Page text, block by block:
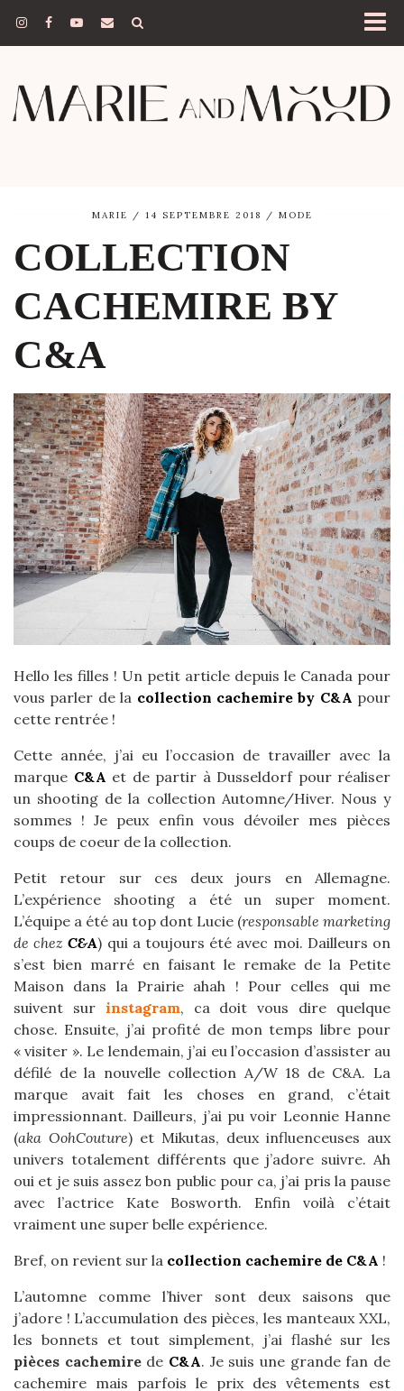
MARIE 14 SEPTEMBRE 2018 MODE
COLLECTION
CACHEMIRE BY
C&A
Hello les filles ! Un petit article depuis le Canada pour
vous parler de la collection cachemire by C&A pour
cette rentrée !
Cette année, j’ai eu l’occasion de travailler avec la
marque C&A et de partir à Dusseldorf pour réaliser
un shooting de la collection Automne/Hiver. Nous y
sommes ! Je peux enfin vous dévoiler mes pièces
coups de coeur de la collection.
Petit retour sur ces deux jours en Allemagne.
L’expérience shooting a été un super moment.
L’équipe a été au top dont Lucie (responsable marketing
de chezC&A) qui a toujours été avec moi. Dailleurs on
s’est bien marré en faisant le remake de la Petite
Maison dans la Prairie ahah ! Pour celles qui me
suivent sur instagram, ca doit vous dire quelque
chose. Ensuite, j’ai profité de mon temps libre pour
« visiter ». Le lendemain, j’ai eu l’occasion d’assister au
défilé de la nouvelle collection A/W 18 de C&A. La
marque avait fait les choses en grand, c’était
impressionnant. Dailleurs, j’ai pu voir Leonnie Hanne
(aka OohCouture) et Mikutas, deux influenceuses aux
univers totalement différents que j’adore suivre. Ah
oui et je suis assez bon public pour ca, j’ai pris la pause
avec l’actrice Kate Bosworth. Enfin voilà c’était
vraiment une super belle expérience.
Bref, on revient sur la collection cachemire de C&A !
L’automne comme l’hiver sont deux saisons que
j’adore ! L’accumulation des pièces, les manteaux XXL,
les bonnets et tout simplement, j’ai flashé sur les
pièces cachemirede C&A. Je suis une grande fan de
cachemire mais parfois le prix des vêtements est